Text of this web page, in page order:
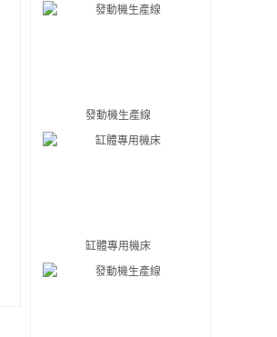
發動機生產線
缸體專用機床